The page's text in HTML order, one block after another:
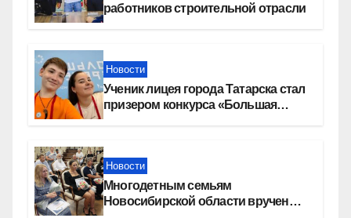
работников строительной отрасли
Новости
Ученик лицея города Татарска стал
призером конкурса «Большая
Новости
Многодетным семьям
Новосибирской области вручены